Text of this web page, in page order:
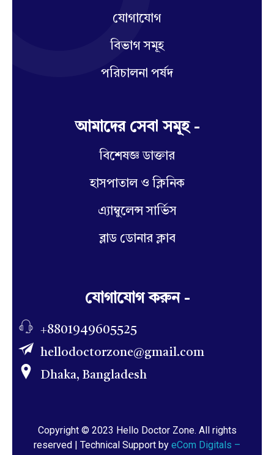
যোগাযোগ
বিভাগ সমূহ
পরিচালনা পর্ষদ
আমাদের সেবা সমূহ -
বিশেষজ্ঞ ডাক্তার
হাসপাতাল ও ক্লিনিক
এ্যাম্বুলেন্স সার্ভিস
ব্লাড ডোনার ক্লাব
যোগাযোগ করুন -
+8801949605525
hellodoctorzone@gmail.com
Dhaka, Bangladesh
Copyright © 2023 Hello Doctor Zone. All rights
reserved | Technical Support by eCom Digitals –